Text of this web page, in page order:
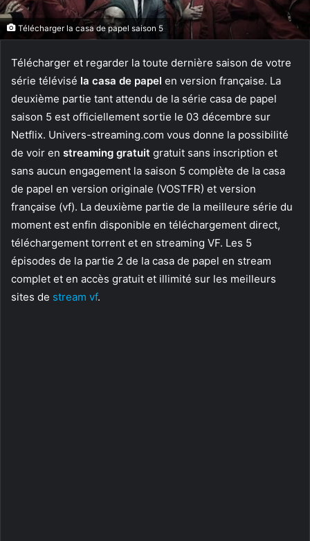
Télécharger la casa de papel saison 5
Télécharger et regarder la toute dernière saison de votre
série télévisé la casa de papel en version française. La
deuxième partie tant attendu de la série casa de papel
saison 5 est officiellement sortie le 03 décembre sur
Netflix. Univers-streaming.com vous donne la possibilité
de voir en streaming gratuit gratuit sans inscription et
sans aucun engagement la saison 5 complète de la casa
de papel en version originale (VOSTFR) et version
française (vf). La deuxième partie de la meilleure série du
moment est enfin disponible en téléchargement direct,
téléchargement torrent et en streaming VF. Les 5
épisodes de la partie 2 de la casa de papel en stream
complet et en accès gratuit et illimité sur les meilleurs
sites de stream vf.